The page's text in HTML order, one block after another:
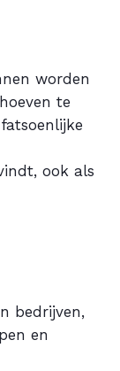
worden
te
ook als
bedrijven,
en